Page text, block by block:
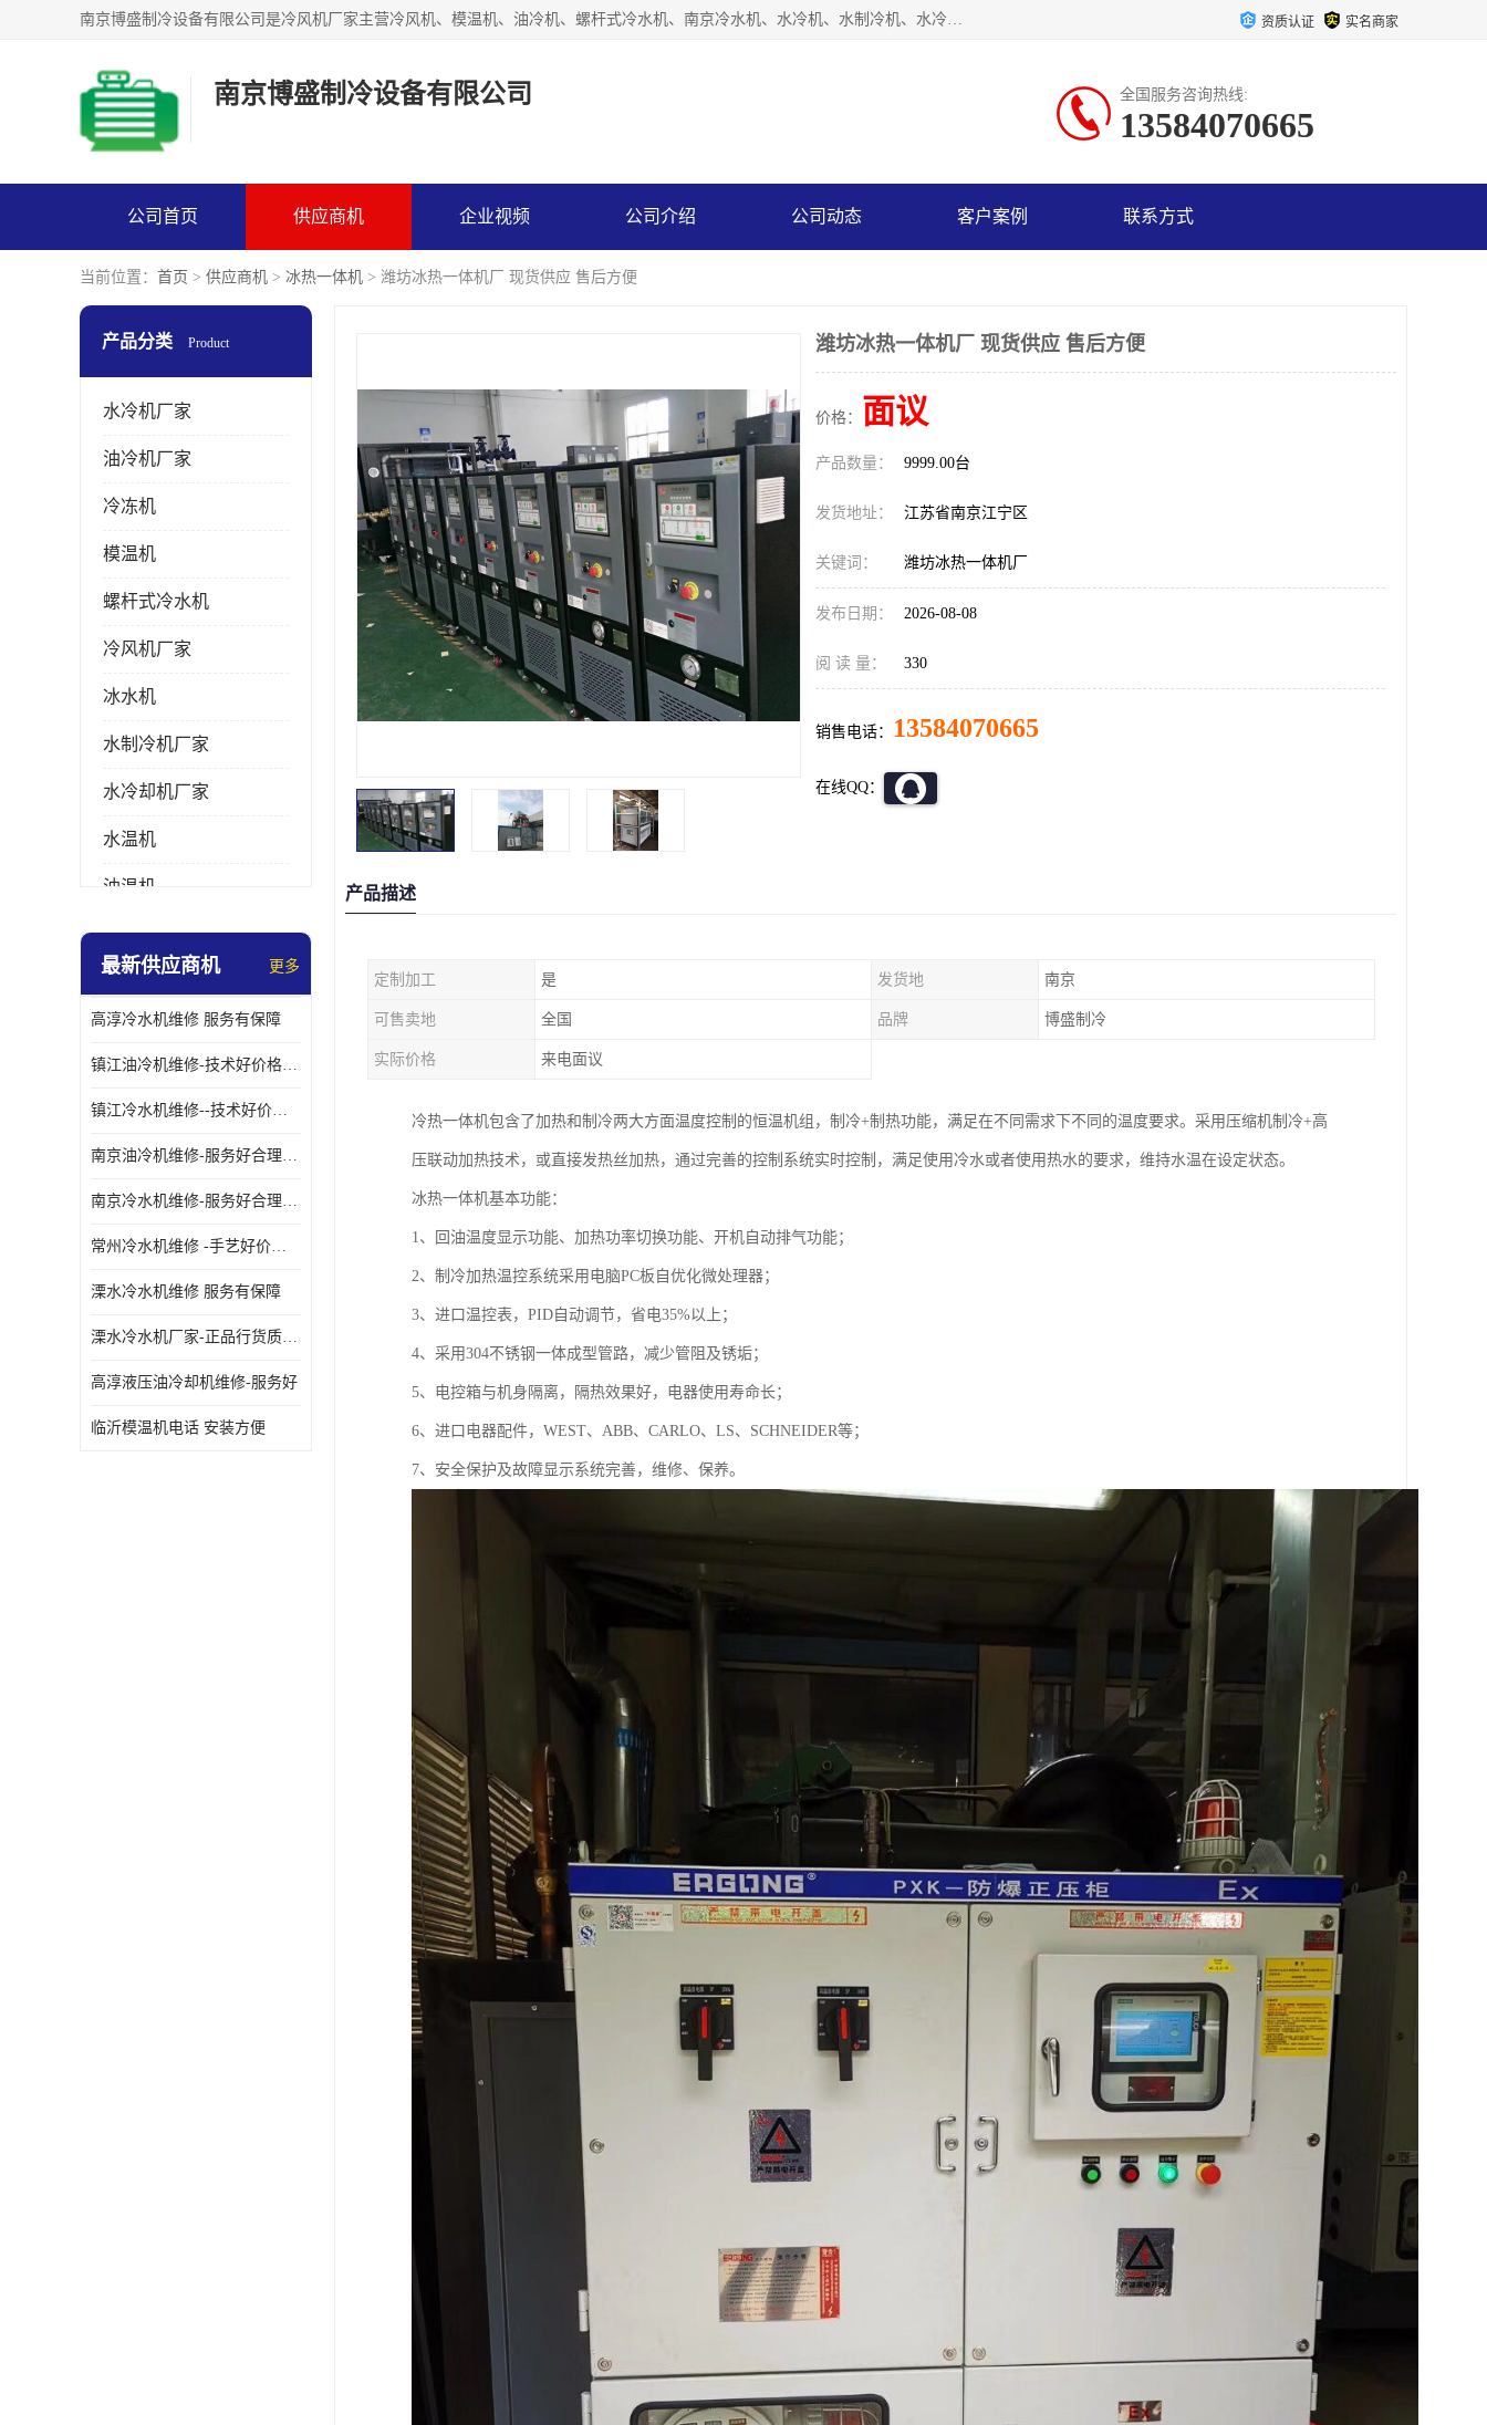
南京博盛制冷设备有限公司是冷风机厂家主营冷风机、模温机、油冷机、螺杆式冷水机、南京冷水机、水冷机、水制冷机、水冷却机、油冷却机等；凭借多年的制作经验、优秀的技术、优秀的产品质量诚信的经营理念，以一流的品质，实在的价格，在行业内享有较高的声誉。 资质认证 实名商家
南京博盛制冷设备有限公司 全国服务咨询热线:
13584070665
公司首页 供应商机 企业视频 公司介绍 公司动态 客户案例 联系方式
当前位置： 首页 > 供应商机 > 冰热一体机 > 潍坊冰热一体机厂 现货供应 售后方便
产品分类 Product
水冷机厂家
油冷机厂家
冷冻机
模温机
螺杆式冷水机
冷风机厂家
冰水机
水制冷机厂家
水冷却机厂家
水温机
油温机
冰热一体机
油冷却机厂家
最新供应商机 更多
高淳冷水机维修 服务有保障
镇江油冷机维修-技术好价格便宜
镇江冷水机维修--技术好价格便宜
南京油冷机维修-服务好合理收费
南京冷水机维修-服务好合理收费
常州冷水机维修 -手艺好价格便宜
溧水冷水机维修 服务有保障
溧水冷水机厂家-正品行货质量有保障
高淳液压油冷却机维修-服务好
临沂模温机电话 安装方便
潍坊冰热一体机厂 现货供应 售后方便
价格： 面议
产品数量： 9999.00台
发货地址： 江苏省南京江宁区
关键词： 潍坊冰热一体机厂
发布日期： 2026-08-08
阅 读 量： 330
销售电话： 13584070665
在线QQ：
产品描述
定制加工 是 发货地 南京
可售卖地 全国 品牌 博盛制冷
实际价格 来电面议
冷热一体机包含了加热和制冷两大方面温度控制的恒温机组，制冷+制热功能，满足在不同需求下不同的温度要求。采用压缩机制冷+高
压联动加热技术，或直接发热丝加热，通过完善的控制系统实时控制，满足使用冷水或者使用热水的要求，维持水温在设定状态。
冰热一体机基本功能：
1、回油温度显示功能、加热功率切换功能、开机自动排气功能；
2、制冷加热温控系统采用电脑PC板自优化微处理器；
3、进口温控表，PID自动调节，省电35%以上；
4、采用304不锈钢一体成型管路，减少管阻及锈垢；
5、电控箱与机身隔离，隔热效果好，电器使用寿命长；
6、进口电器配件，WEST、ABB、CARLO、LS、SCHNEIDER等；
7、安全保护及故障显示系统完善，维修、保养。